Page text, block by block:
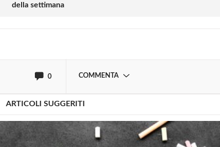
della settimana
0 COMMENTA
Effettua il
ARTICOLI SUGGERITI